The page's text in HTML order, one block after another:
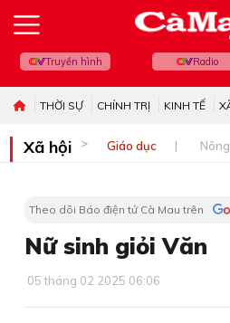
Truyền hình Radio
THỜI SỰ CHÍNH TRỊ KINH TẾ
Xã hội Giáo dục
Theo dõi Báo điện tử Cà Mau trên
Nữ sinh giỏi Văn
05 tháng 02 2025 06:06